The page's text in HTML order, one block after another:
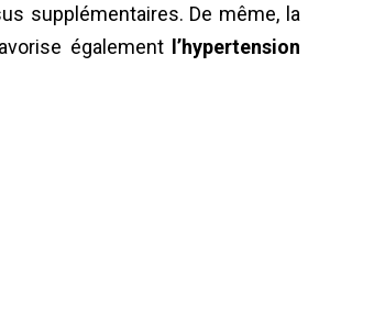
supplémentaires. De même, la
également l’hypertension